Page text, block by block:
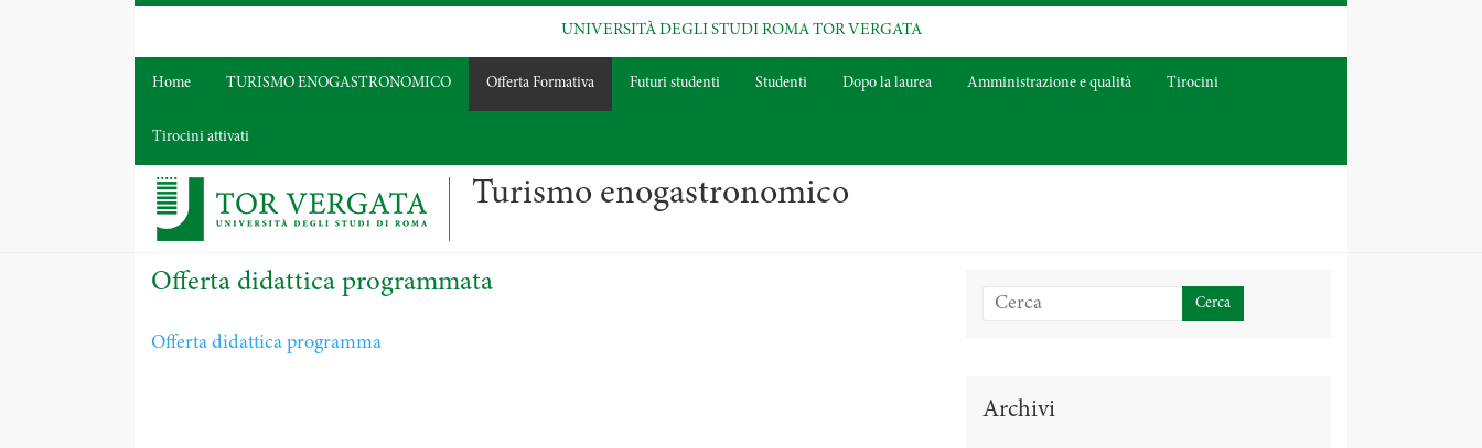
UNIVERSITÀ DEGLI STUDI ROMA TOR VERGATA
Home TURISMO ENOGASTRONOMICO Offerta Formativa Futuri studenti Studenti Dopo la laurea Amministrazione e qualità Tirocini
Tirocini attivati
Turismo enogastronomico
Offerta didattica programmata
Offerta didattica programma
Archivi